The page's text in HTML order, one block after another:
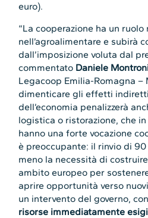
euro).
“La cooperazione ha un ruolo
nell’agroalimentare e subirà
dall’imposizione voluta dal
commentato Daniele
Legacoop Emilia-Romagna –
dimenticare gli effetti
dell’economia penalizzerà
logistica o ristorazione, che
hanno una forte vocazione
è preoccupante: il rinvio di
meno la necessità di
ambito europeo per
aprire opportunità verso
un intervento del governo, con
risorse immediatamente